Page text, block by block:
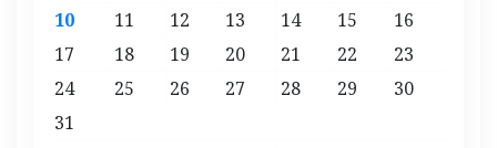
10
11 12 13 14 15
16
17
18 19 20 21 22
23
24
25 26 27 28 29
30
31